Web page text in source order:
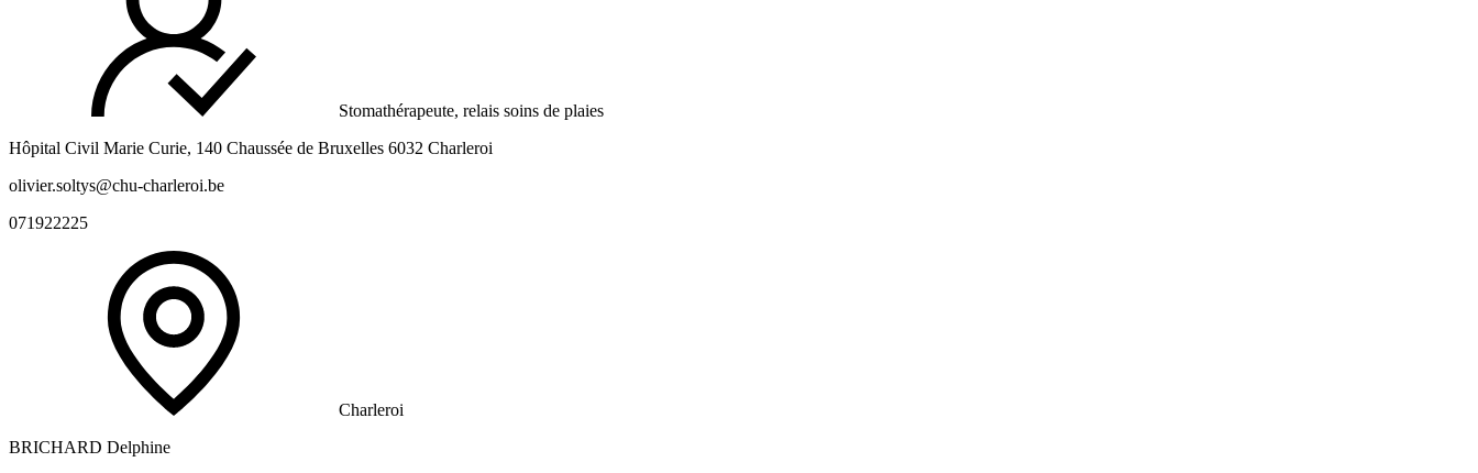
Stomathérapeute, relais soins de plaies
Hôpital Civil Marie Curie, 140 Chaussée de Bruxelles 6032 Charleroi
olivier.soltys@chu-charleroi.be
071922225
Charleroi
BRICHARD Delphine